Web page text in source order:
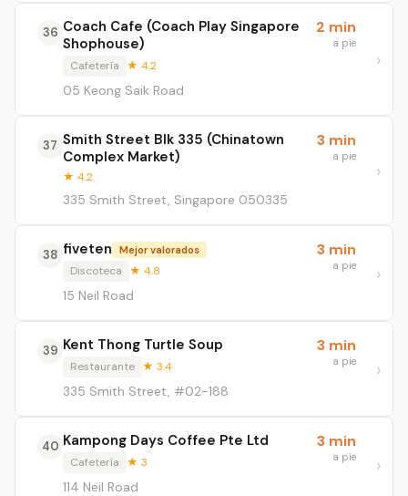
36 Coach Cafe (Coach Play Singapore
Shophouse)
Cafetería ★ 4.2
05 Keong Saik Road
2 min
a pie
37 Smith Street Blk 335 (Chinatown
Complex Market)
★ 4.2
335 Smith Street, Singapore 050335
3 min
a pie
38 fiveten Mejor valorados
Discoteca ★ 4.8
15 Neil Road
3 min
a pie
39 Kent Thong Turtle Soup
Restaurante ★ 3.4
335 Smith Street, #02-188
3 min
a pie
40 Kampong Days Coffee Pte Ltd
Cafetería ★ 3
114 Neil Road
3 min
a pie